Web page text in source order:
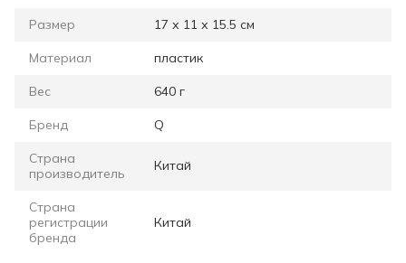
Размер 17 х 11 х 15.5 см
Материал пластик
Вес 640 г
Бренд Q
Страна
производитель
Китай
Страна
регистрации
бренда
Китай